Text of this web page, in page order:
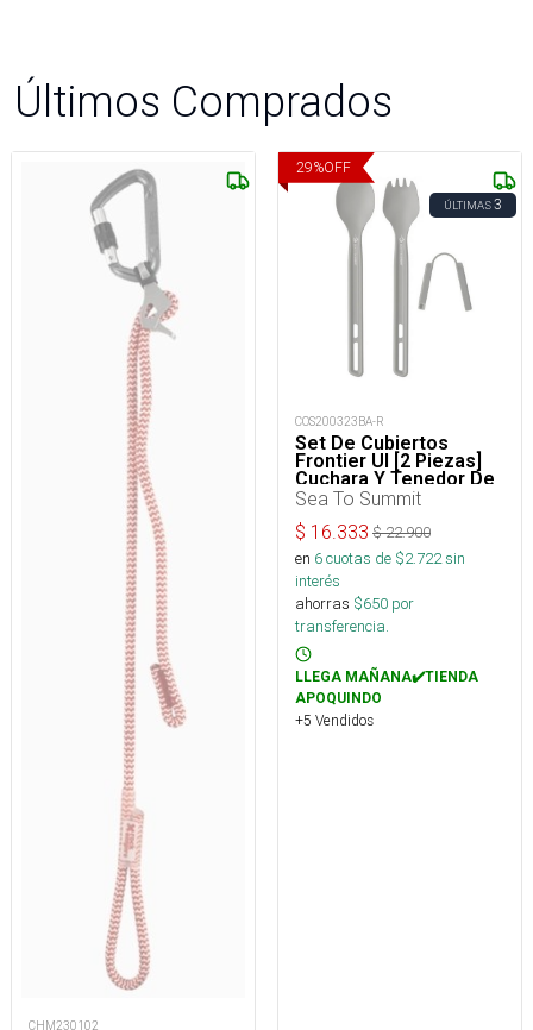
Últimos Comprados
CHM230102
29%OFF
ÚLTIMAS3
COS200323BA-R
Set De Cubiertos
Frontier Ul [2 Piezas]
Cuchara Y Tenedor De
Mango Largo
Sea To Summit
$ 16.333 $22.900
en 6cuotas de $2.722sin
interés
ahorras $650 por
transferencia.
LLEGA MAÑANA✔️TIENDA
APOQUINDO
+5 Vendidos